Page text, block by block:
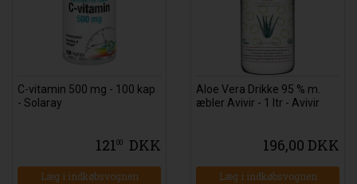
C-vitamin 500 mg - 100 kap
- Solaray
121 00 DKK
Læg i indkøbsvognen
Aloe Vera Drikke 95 % m.
æbler Avivir - 1 ltr - Avivir
196,00 DKK
Læg i indkøbsvognen